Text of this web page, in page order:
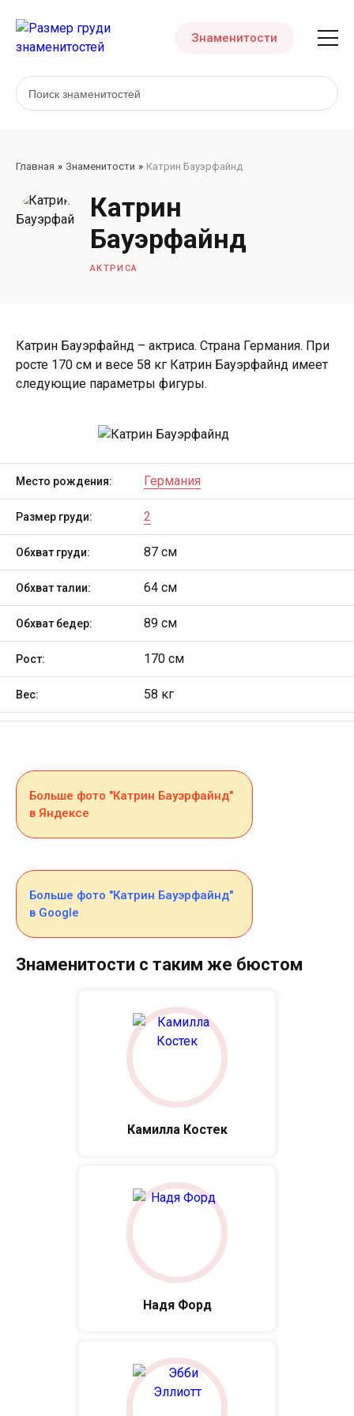
Знаменитости
Главная Знаменитости Катрин Бауэрфайнд
Катрин
Бауэрфайнд
АКТРИСА
Катрин Бауэрфайнд – актриса. Страна Германия. При
росте 170 см и весе 58 кг Катрин Бауэрфайнд имеет
следующие параметры фигуры.
Место рождения: Германия
Размер груди: 2
Обхват груди: 87 см
Обхват талии: 64 см
Обхват бедер: 89 см
Рост: 170 см
Вес: 58 кг
Больше фото "Катрин Бауэрфайнд"
в Яндексе
Больше фото "Катрин Бауэрфайнд"
в Google
Знаменитости с таким же бюстом
Камилла Костек
Надя Форд